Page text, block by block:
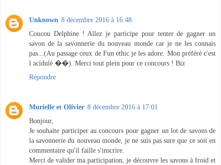
Unknown 8 décembre 2016 à 16:48
Coucou Delphine ! Allez je participe pour tenter de gagner un
savon de la savonnerie du nouveau monde car je ne les connais
pas...(Au passage ceux de Fun ethic je les adore. Mon préféré c'est
l acidulé ��). Merci tout plein pour ce concours ! Biz
Répondre
Murielle et Olivier 8 décembre 2016 à 17:01
Bonjour,
Je souhaite participer au concours pour gagner un lot de savons de
la savonnerie du nouveau monde, je ne suis pas sure que ce soit en
commentaire qu'il faille s'inscrire.
Merci de valider ma participation, je découvre les savons à froid et